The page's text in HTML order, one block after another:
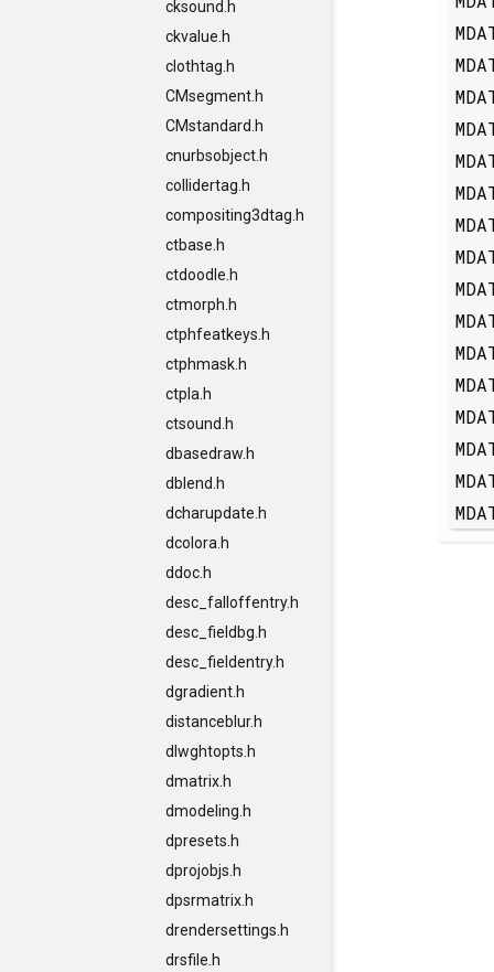
cksound.h
ckvalue.h
clothtag.h
CMsegment.h
CMstandard.h
cnurbsobject.h
collidertag.h
compositing3dtag.h
ctbase.h
ctdoodle.h
ctmorph.h
ctphfeatkeys.h
ctphmask.h
ctpla.h
ctsound.h
dbasedraw.h
dblend.h
dcharupdate.h
dcolora.h
ddoc.h
desc_falloffentry.h
desc_fieldbg.h
desc_fieldentry.h
dgradient.h
distanceblur.h
dlwghtopts.h
dmatrix.h
dmodeling.h
dpresets.h
dprojobjs.h
dpsrmatrix.h
drendersettings.h
drsfile.h